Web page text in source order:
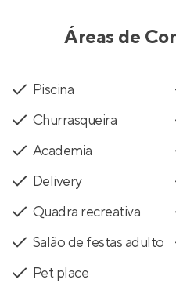
Áreas de
Piscina
Churrasqueira
Academia
Delivery
Quadra recreativa
Salão de festas adulto
Pet place